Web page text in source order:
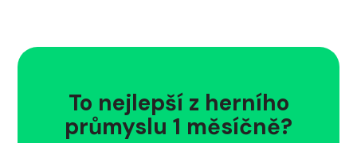
To nejlepší z herního
průmyslu 1 měsíčně?